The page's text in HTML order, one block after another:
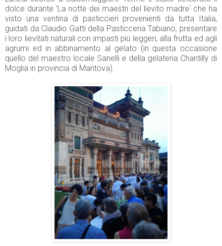
dolce durante 'La notte dei maestri del lievito madre' che ha
visto una ventina di pasticcieri provenienti da tutta Italia,
guidati da Claudio Gatti della Pasticceria Tabiano, presentare
i loro lievitati naturali con impasti più leggeri, alla frutta ed agli
agrumi ed in abbinamento al gelato (in questa occasione
quello del maestro locale Sanelli e della gelateria Chantilly di
Moglia in provincia di Mantova).